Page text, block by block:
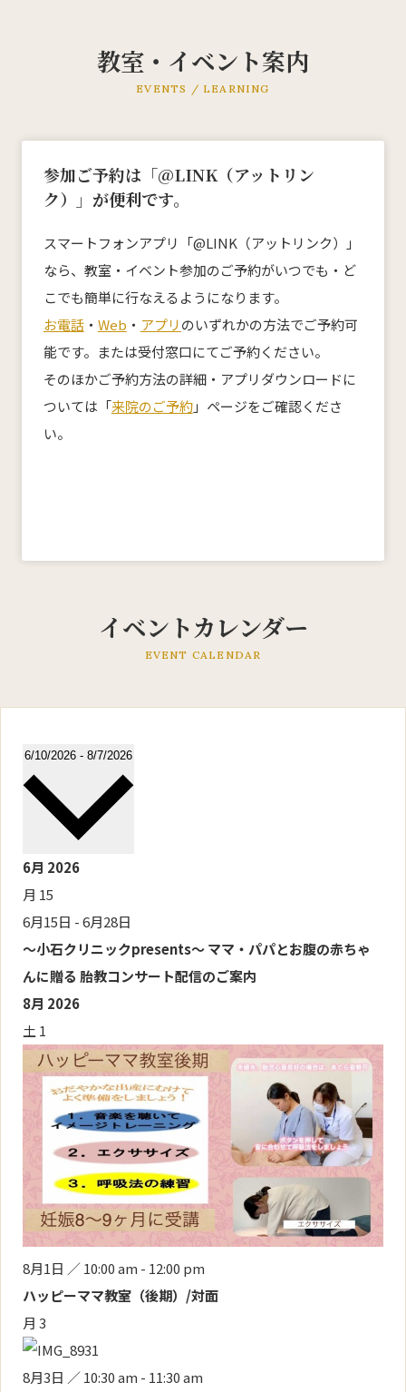
KMC産後ケアセンター
0532-66-5143
ホーム
私たちについて
来院案内
診療科目
産科
オンライン診療
クリニックブログ
インフォメーション
お知らせ
Facebook
採用について
リクルート・採用情報
教室・イベント案内
EVENTS / LEARNING
参加ご予約は「@LINK（アットリン
ク）」が便利です。
スマートフォンアプリ「@LINK（アットリンク）」
なら、教室・イベント参加のご予約がいつでも・ど
こでも簡単に行なえるようになります。
お電話・ Web ・ アプリのいずれかの方法でご予約可
能です。または受付窓口にてご予約ください。
そのほかご予約方法の詳細・アプリダウンロードに
ついては「来院のご予約」ページをご確認くださ
い。
イベントカレンダー
EVENT CALENDAR
6/10/2026 - 8/7/2026
date.
6月 2026
月 15
6月15日 -6月28日
～小石クリニックpresents～ ママ・パパとお腹の赤ちゃ
んに贈る 胎教コンサート配信のご案内
8月 2026
土 1
8月1日 ／ 10:00 am - 12:00 pm
ハッピーママ教室（後期）/対面
月 3
8月3日 ／ 10:30 am - 11:30 am